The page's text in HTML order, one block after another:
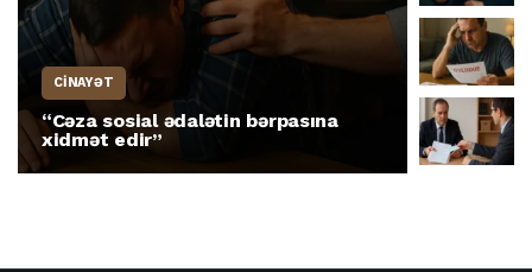
CİNAYƏT
“Cəza sosial ədalətin bərpasına
xidmət edir”
CİNAYƏT
Yol-